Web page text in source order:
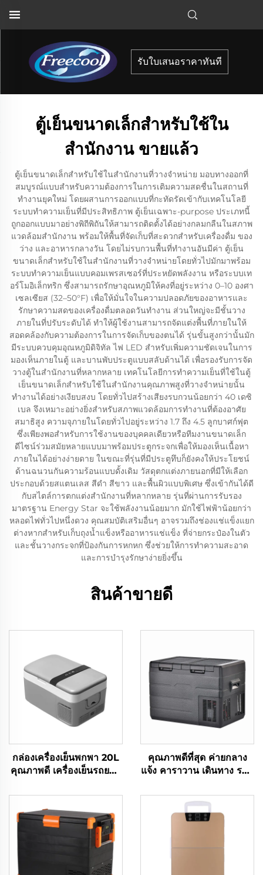
รับใบเสนอราคาทันที
ตู้เย็นขนาดเล็กสำหรับใช้ใน
สำนักงาน ขายแล้ว
ตู้เย็นขนาดเล็กสำหรับใช้ในสำนักงานที่วางจำหน่าย มอบทางออกที่
สมบูรณ์แบบสำหรับความต้องการในการเติมความสดชื่นในสถานที่
ทำงานยุคใหม่ โดยผสานการออกแบบที่กะทัดรัดเข้ากับเทคโนโลยี
ระบบทำความเย็นที่มีประสิทธิภาพ ตู้เย็นเฉพาะ-purpose ประเภทนี้
ถูกออกแบบมาอย่างพิถีพิถันให้สามารถติดตั้งได้อย่างกลมกลืนในสภาพ
แวดล้อมสำนักงาน พร้อมให้พื้นที่จัดเก็บที่สะดวกสำหรับเครื่องดื่ม ของ
ว่าง และอาหารกลางวัน โดยไม่รบกวนพื้นที่ทำงานอันมีค่า ตู้เย็น
ขนาดเล็กสำหรับใช้ในสำนักงานที่วางจำหน่ายโดยทั่วไปมักมาพร้อม
ระบบทำความเย็นแบบคอมเพรสเซอร์ที่ประหยัดพลังงาน หรือระบบเท
อร์โมอิเล็กทริก ซึ่งสามารถรักษาอุณหภูมิให้คงที่อยู่ระหว่าง 0–10 องศา
เซลเซียส (32–50°F) เพื่อให้มั่นใจในความปลอดภัยของอาหารและ
รักษาความสดของเครื่องดื่มตลอดวันทำงาน ส่วนใหญ่จะมีชั้นวาง
ภายในที่ปรับระดับได้ ทำให้ผู้ใช้งานสามารถจัดแต่งพื้นที่ภายในให้
สอดคล้องกับความต้องการในการจัดเก็บของตนได้ รุ่นขั้นสูงกว่านั้นมัก
มีระบบควบคุมอุณหภูมิดิจิทัล ไฟ LED สำหรับเพิ่มความชัดเจนในการ
มองเห็นภายในตู้ และบานพับประตูแบบสลับด้านได้ เพื่อรองรับการจัด
วางตู้ในสำนักงานที่หลากหลาย เทคโนโลยีการทำความเย็นที่ใช้ในตู้
เย็นขนาดเล็กสำหรับใช้ในสำนักงานคุณภาพสูงที่วางจำหน่ายนั้น
ทำงานได้อย่างเงียบสงบ โดยทั่วไปสร้างเสียงรบกวนน้อยกว่า 40 เดซิ
เบล จึงเหมาะอย่างยิ่งสำหรับสภาพแวดล้อมการทำงานที่ต้องอาศัย
สมาธิสูง ความจุภายในโดยทั่วไปอยู่ระหว่าง 1.7 ถึง 4.5 ลูกบาศก์ฟุต
ซึ่งเพียงพอสำหรับการใช้งานของบุคคลเดียวหรือทีมงานขนาดเล็ก
ดีไซน์ร่วมสมัยหลายแบบมาพร้อมประตูกระจกเพื่อให้มองเห็นเนื้อหา
ภายในได้อย่างง่ายดาย ในขณะที่รุ่นที่มีประตูทึบก็ยังคงให้ประโยชน์
ด้านฉนวนกันความร้อนแบบดั้งเดิม วัสดุตกแต่งภายนอกที่มีให้เลือก
ประกอบด้วยสแตนเลส สีดำ สีขาว และพื้นผิวแบบพิเศษ ซึ่งเข้ากันได้ดี
กับสไตล์การตกแต่งสำนักงานที่หลากหลาย รุ่นที่ผ่านการรับรอง
มาตรฐาน Energy Star จะใช้พลังงานน้อยมาก มักใช้ไฟฟ้าน้อยกว่า
หลอดไฟทั่วไปหนึ่งดวง คุณสมบัติเสริมอื่นๆ อาจรวมถึงช่องแช่แข็งแยก
ต่างหากสำหรับเก็บถุงน้ำแข็งหรืออาหารแช่แข็ง ที่จ่ายกระป๋องในตัว
และชั้นวางกระจกที่ป้องกันการหกหก ซึ่งช่วยให้การทำความสะอาด
และการบำรุงรักษาง่ายยิ่งขึ้น
สินค้าขายดี
กล่องเครื่องเย็นพกพา 20L
คุณภาพดี เครื่องเย็นรถยนต์
และการเดินทาง
คุณภาพดีที่สุด ค่ายกลาง
แจ้ง คาราวาน เดินทาง รถพิ
ประการใช้งาน ตู้เย็น ตู้เย็น
เครื่องเย็น